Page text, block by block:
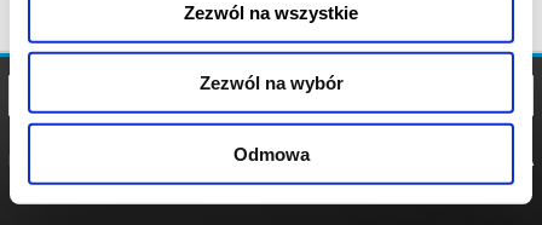
Zezwól na wszystkie
Zezwól na wybór
Odmowa
POLITYKA
POLITYKA